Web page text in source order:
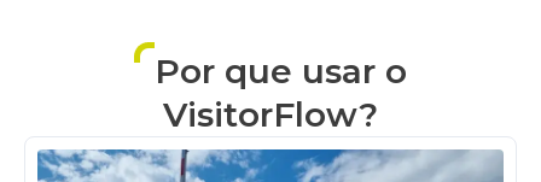
Por que usar o
VisitorFlow?